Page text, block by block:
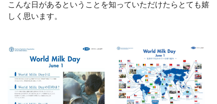
こんな日があるということを知っていただけたらとても嬉
しく思います。